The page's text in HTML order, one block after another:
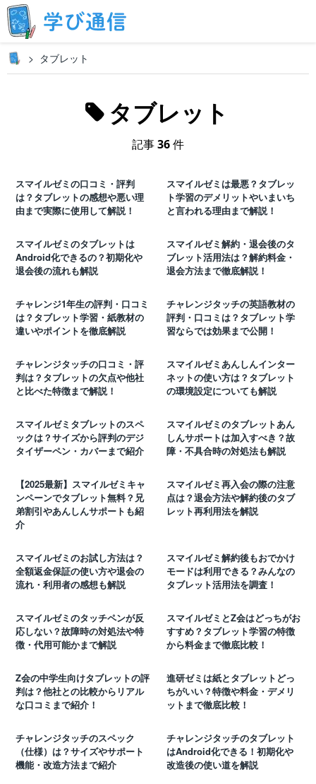
タブレット
タブレット
記事36件
スマイルゼミの口コミ・評判
は？タブレットの感想や悪い理
由まで実際に使用して解説！
スマイルゼミは最悪？タブレッ
ト学習のデメリットやいまいち
と言われる理由まで解説！
スマイルゼミのタブレットは
Android化できるの？初期化や
退会後の流れも解説
スマイルゼミ解約・退会後のタ
ブレット活用法は？解約料金・
退会方法まで徹底解説！
チャレンジ1年生の評判・口コミ
は？タブレット学習・紙教材の
違いやポイントを徹底解説
チャレンジタッチの英語教材の
評判・口コミは？タブレット学
習ならでは効果まで公開！
チャレンジタッチの口コミ・評
判は？タブレットの欠点や他社
と比べた特徴まで解説！
スマイルゼミあんしんインター
ネットの使い方は？タブレット
の環境設定についても解説
スマイルゼミタブレットのスペ
ックは？サイズから評判のデジ
タイザーペン・カバーまで紹介
スマイルゼミのタブレットあん
しんサポートは加入すべき？故
障・不具合時の対処法も解説
【2025最新】スマイルゼミキャ
ンペーンでタブレット無料？兄
弟割引やあんしんサポートも紹
介
スマイルゼミ再入会の際の注意
点は？退会方法や解約後のタブ
レット再利用法を解説
スマイルゼミのお試し方法は？
全額返金保証の使い方や退会の
流れ・利用者の感想も解説
スマイルゼミ解約後もおでかけ
モードは利用できる？みんなの
タブレット活用法を調査！
スマイルゼミのタッチペンが反
応しない？故障時の対処法や特
徴・代用可能かまで解説
スマイルゼミとZ会はどっちがお
すすめ？タブレット学習の特徴
から料金まで徹底比較！
Z会の中学生向けタブレットの評
判は？他社との比較からリアル
な口コミまで紹介！
進研ゼミは紙とタブレットどっ
ちがいい？特徴や料金・デメリ
ットまで徹底比較！
チャレンジタッチのスペック
（仕様）は？サイズやサポート
機能・改造方法まで紹介
チャレンジタッチのタブレット
はAndroid化できる！初期化や
改造後の使い道を解説